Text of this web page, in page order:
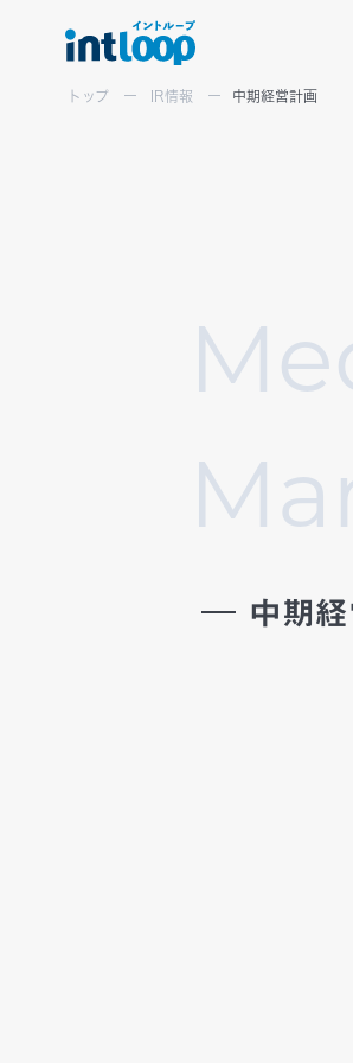
View More
トップ IR情報 中期経営計画
Me
Ma
中期